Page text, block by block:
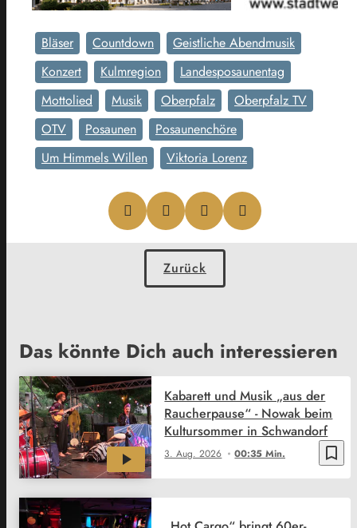
Bläser Countdown
Geistliche Abendmusik
Konzert
Kulmregion
Landesposaunentag
Mottolied
Musik Oberpfalz
Oberpfalz TV
OTV
Posaunen
Posaunenchöre
Um Himmels Willen
Viktoria Lorenz
Zurück
Das könnte Dich auch interessieren
bookmark_border
3. Aug. 2026 00:35 Min.
Kabarett und Musik „aus der
Raucherpause“ - Nowak beim
Kultursommer in Schwandorf